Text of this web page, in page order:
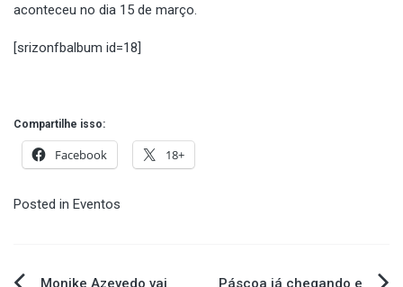
aconteceu no dia 15 de março.
[srizonfbalbum id=18]
Compartilhe isso:
Facebook 18+
Posted in Eventos
Monike Azevedo vai
Páscoa já chegando e